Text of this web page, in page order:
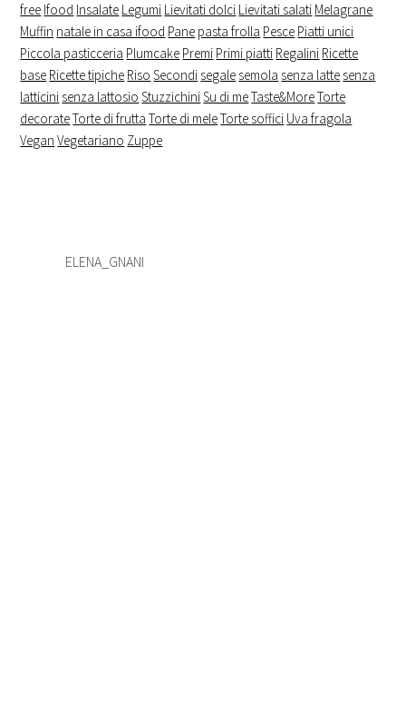
free Ifood Insalate Legumi Lievitati dolci Lievitati salati Melagrane
Muffin natale in casa ifood Pane pasta frolla Pesce Piatti unici
Piccola pasticceria Plumcake Premi Primi piatti Regalini Ricette
base Ricette tipiche Riso Secondi segale semola senza latte senza
latticini senza lattosio StuzzichiniSu di meTaste&MoreTorte
decorateTorte di frutta Torte di meleTorte soffici Uva fragola
Vegan Vegetariano Zuppe
ELENA_GNANI